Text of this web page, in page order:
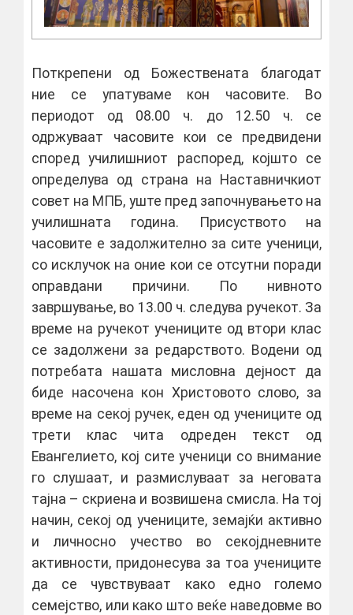
Поткрепени од Божествената благодат
ние се упатуваме кон часовите. Во
периодот од 08.00 ч. до 12.50 ч. се
одржуваат часовите кои се предвидени
според училишниот распоред, којшто се
определува од страна на Наставничкиот
совет на МПБ, уште пред започнувањето на
училишната година. Присуството на
часовите е задолжително за сите ученици,
со исклучок на оние кои се отсутни поради
оправдани причини. По нивното
завршување, во 13.00 ч. следува ручекот. За
време на ручекот учениците од втори клас
се задолжени за редарството. Водени од
потребата нашата мисловна дејност да
биде насочена кон Христовото слово, за
време на секој ручек, еден од учениците од
трети клас чита одреден текст од
Евангелието, кој сите ученици со внимание
го слушаат, и размислуваат за неговата
тајна – скриена и возвишена смисла. На тој
начин, секој од учениците, земајќи активно
и личносно учество во секојдневните
активности, придонесува за тоа учениците
да се чувствуваат како едно големо
семејство, или како што веќе наведовме во